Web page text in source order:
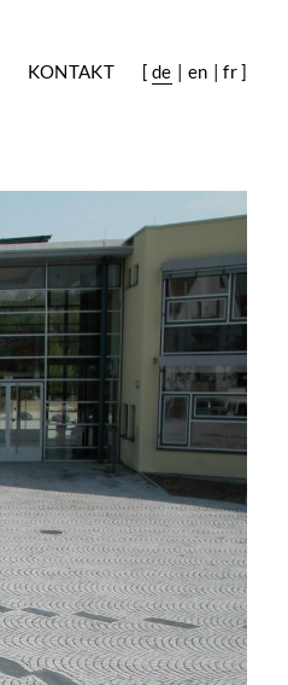
KONTAKT [ de en fr]